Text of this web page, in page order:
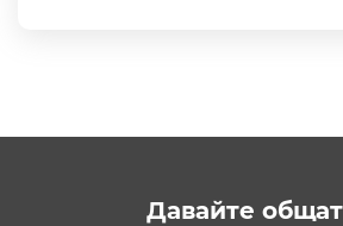
Давайте